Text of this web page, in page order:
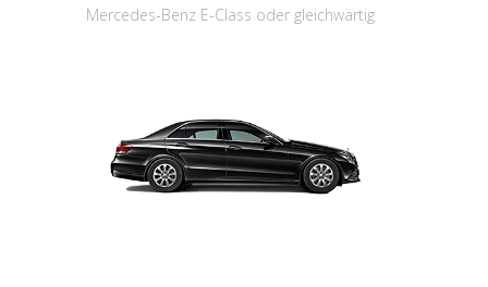
Mercedes-Benz E-Class oder gleichwärtig